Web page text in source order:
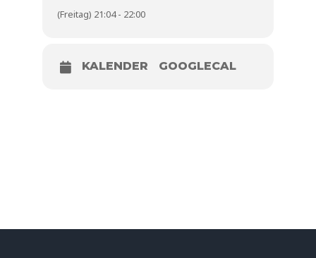
(Freitag) 21:04 - 22:00
KALENDER GOOGLECAL